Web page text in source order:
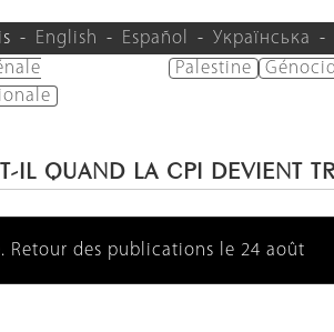
English Español Українська
Palestine
IL QUAND LA CPI DEVIENT
Retour des publications le 24 août